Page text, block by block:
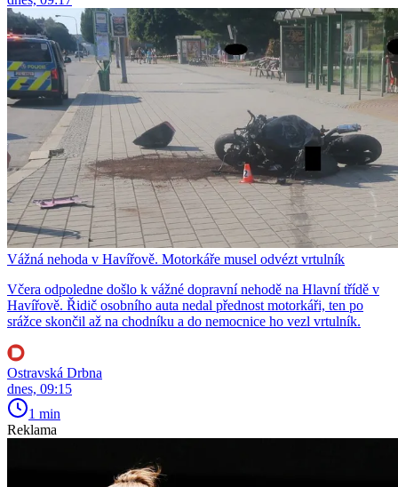
Vážná nehoda v Havířově. Motorkáře musel odvézt vrtulník
Včera odpoledne došlo k vážné dopravní nehodě na Hlavní třídě v
Havířově. Řidič osobního auta nedal přednost motorkáři, ten po
srážce skončil až na chodníku a do nemocnice ho vezl vrtulník.
Ostravská Drbna
dnes, 09:15
1 min
Reklama